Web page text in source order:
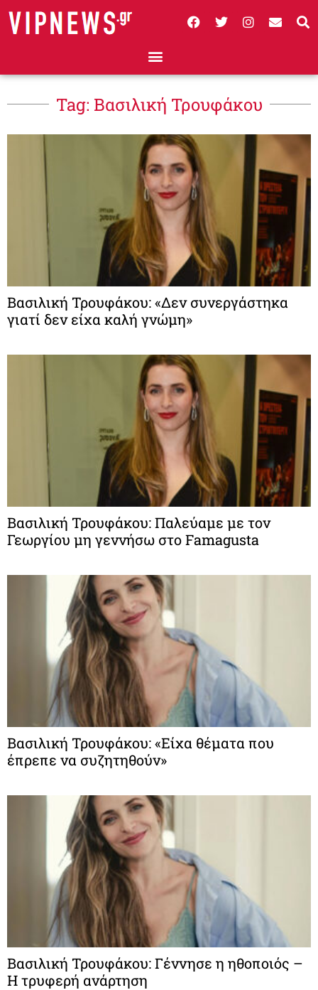
Tag: Βασιλική Τρουφάκου
Βασιλική Τρουφάκου: «Δεν συνεργάστηκα
γιατί δεν είχα καλή γνώμη»
Βασιλική Τρουφάκου: Παλεύαμε με τον
Γεωργίου μη γεννήσω στο Famagusta
Βασιλική Τρουφάκου: «Είχα θέματα που
έπρεπε να συζητηθούν»
Βασιλική Τρουφάκου: Γέννησε η ηθοποιός –
Η τρυφερή ανάρτηση